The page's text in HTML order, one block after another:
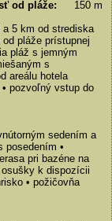
od pláže: 150 m
5 km od strediska
pláže prístupnej
pláž s jemným
s
areálu hotela
pozvoľný vstup do
sedením a
posedením •
pri bazéne na
k dispozícii
• požičovňa